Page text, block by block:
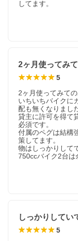
してます。
2ヶ月使ってみ
5
2ヶ月使ってみての
いちいちバイクに
配も無くなりまし
貸主に許可を得て
必須です。
付属のペグは結構
策してます。
物はしっかりして
750ccバイク2台は
しっかりしてい
5